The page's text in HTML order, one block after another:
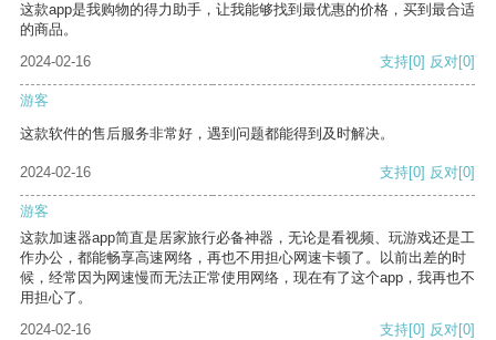
这款app是我购物的得力助手，让我能够找到最优惠的价格，买到最合适
的商品。
2024-02-16
支持[0] 反对[0]
游客
这款软件的售后服务非常好，遇到问题都能得到及时解决。
2024-02-16 支持[0] 反对[0]
游客
这款加速器app简直是居家旅行必备神器，无论是看视频、玩游戏还是工
作办公，都能畅享高速网络，再也不用担心网速卡顿了。以前出差的时
候，经常因为网速慢而无法正常使用网络，现在有了这个app，我再也不
用担心了。
2024-02-16
支持[0] 反对[0]